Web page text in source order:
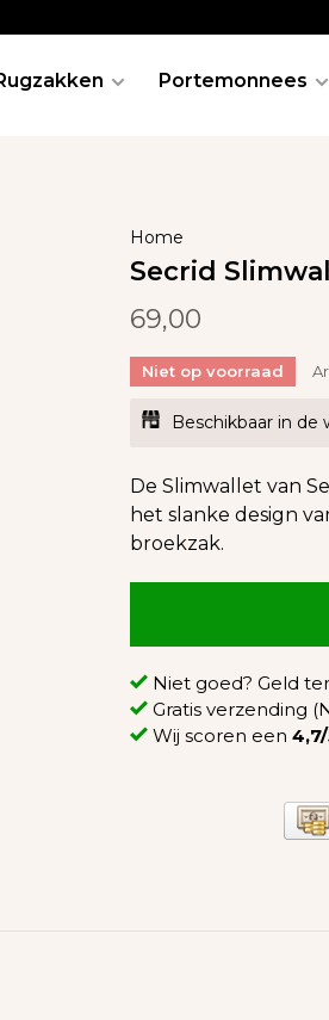
Portemonnees
Home
Secrid
69,00
Niet op voorraad
Beschikbaar in de
De Slimwallet van
het slanke design
broekzak.
Niet goed? Geld
Gratis verzending
Wij scoren een